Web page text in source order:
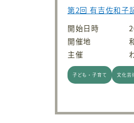
第2回 有吉佐和子
開始日時
開催地
主催
子ども・子育て 文化芸